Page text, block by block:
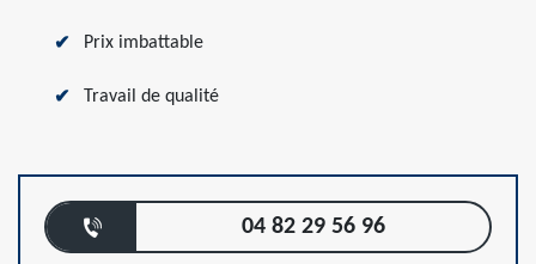
Prix imbattable
Travail de qualité
04 82 29 56 96